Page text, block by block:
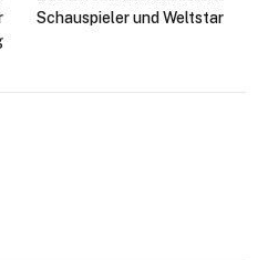
Schauspieler und Weltstar